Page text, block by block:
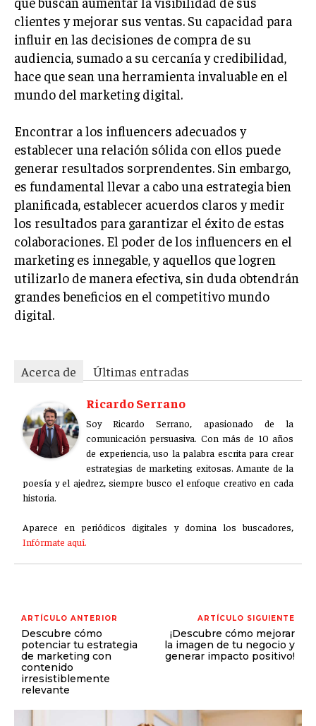
ÉTICA EMPRESARIAL Y RESPONSABILIDAD
SOCIAL
BLOG
Acerca de Últimas entradas
Ricardo Serrano
Soy Ricardo Serrano, apasionado de la
comunicación persuasiva. Con más de 10 años de
experiencia, uso la palabra escrita para crear
estrategias de marketing exitosas. Amante de la
poesía y el ajedrez, siempre busco el enfoque creativo en cada
historia.
Aparece en periódicos digitales y domina los buscadores,
clientes y mejorar sus ventas. Su capacidad para
influir en las decisiones de compra de su
audiencia, sumado a su cercanía y credibilidad,
hace que sean una herramienta invaluable en el
mundo del marketing digital.
Encontrar a los influencers adecuados y
establecer una relación sólida con ellos puede
generar resultados sorprendentes. Sin embargo,
es fundamental llevar a cabo una estrategia bien
planificada, establecer acuerdos claros y medir
los resultados para garantizar el éxito de estas
colaboraciones. El poder de los influencers en el
marketing es innegable, y aquellos que logren
utilizarlo de manera efectiva, sin duda obtendrán
grandes beneficios en el competitivo mundo
digital.
Acerca de
Últimas entradas
Ricardo Serrano
Soy Ricardo Serrano, apasionado de la
comunicación persuasiva. Con más de 10 años
de experiencia, uso la palabra escrita para crear
estrategias de marketing exitosas. Amante de la
poesía y el ajedrez, siempre busco el enfoque creativo en cada
historia.
Aparece en periódicos digitales y domina los buscadores,
Infórmate aquí.
ARTÍCULO ANTERIOR
Descubre cómo
potenciar tu estrategia
de marketing con
contenido
irresistiblemente
relevante
ARTÍCULO SIGUIENTE
¡Descubre cómo mejorar
la imagen de tu negocio y
generar impacto positivo!